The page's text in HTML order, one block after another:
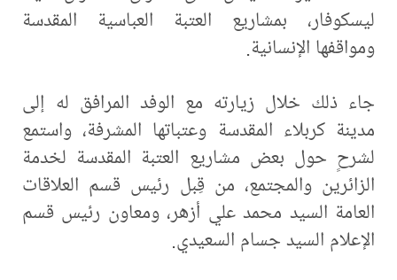
ليسكوفار، بمشاريع العتبة العباسية المقدسة
ومواقفها الإنسانية.
جاء ذلك خلال زيارته مع الوفد المرافق له إلى
مدينة كربلاء المقدسة وعتباتها المشرفة، واستمع
لشرحٍ حول بعض مشاريع العتبة المقدسة لخدمة
الزائرين والمجتمع، من قِبل رئيس قسم العلاقات
العامة السيد محمد علي أزهر، ومعاون رئيس قسم
الإعلام السيد جسام السعيدي.